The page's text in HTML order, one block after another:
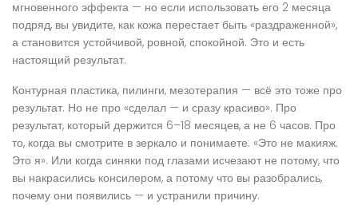
мгновенного эффекта — но если использовать его 2 месяца
подряд, вы увидите, как кожа перестает быть «раздраженной»,
а становится устойчивой, ровной, спокойной. Это и есть
настоящий результат.
Контурная пластика, пилинги, мезотерапия — всё это тоже про
результат. Но не про «сделал — и сразу красиво». Про
результат, который держится 6–18 месяцев, а не 6 часов. Про
то, когда вы смотрите в зеркало и понимаете: «Это не макияж.
Это я». Или когда синяки под глазами исчезают не потому, что
вы накрасились консилером, а потому что вы разобрались,
почему они появились — и устранили причину.